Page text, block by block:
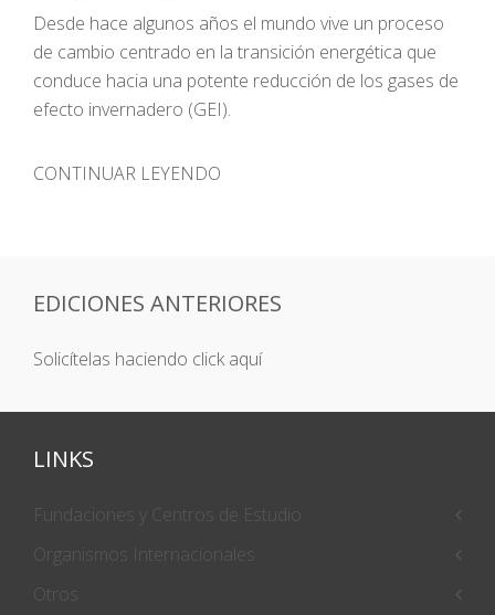
Desde hace algunos años el mundo vive un proceso
de cambio centrado en la transición energética que
conduce hacia una potente reducción de los gases de
efecto invernadero (GEI).
CONTINUAR LEYENDO
EDICIONES ANTERIORES
Solicítelas haciendo click aquí
LINKS
Fundaciones y Centros de Estudio
Organismos Internacionales
Otros